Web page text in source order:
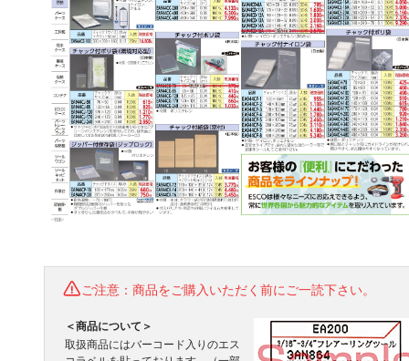
ご注意：商品をご購入いただく前にご一読下さい。
＜商品について＞
取扱商品にはバーコード入りのエス